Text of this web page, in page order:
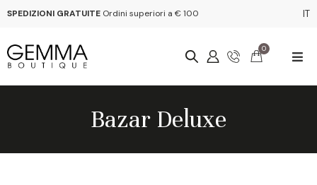
SPEDIZIONI GRATUITE Ordini superiori a € 100 IT
0
Bazar Deluxe